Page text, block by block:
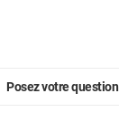
Posez votre question